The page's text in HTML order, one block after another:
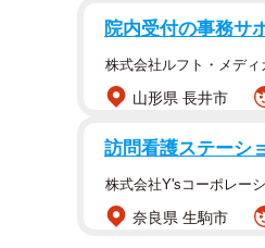
院内受付の事務サ
株式会社ルフト・メディ
山形県 長井市
訪問看護ステーシ
株式会社Y'sコーポレー
奈良県 生駒市